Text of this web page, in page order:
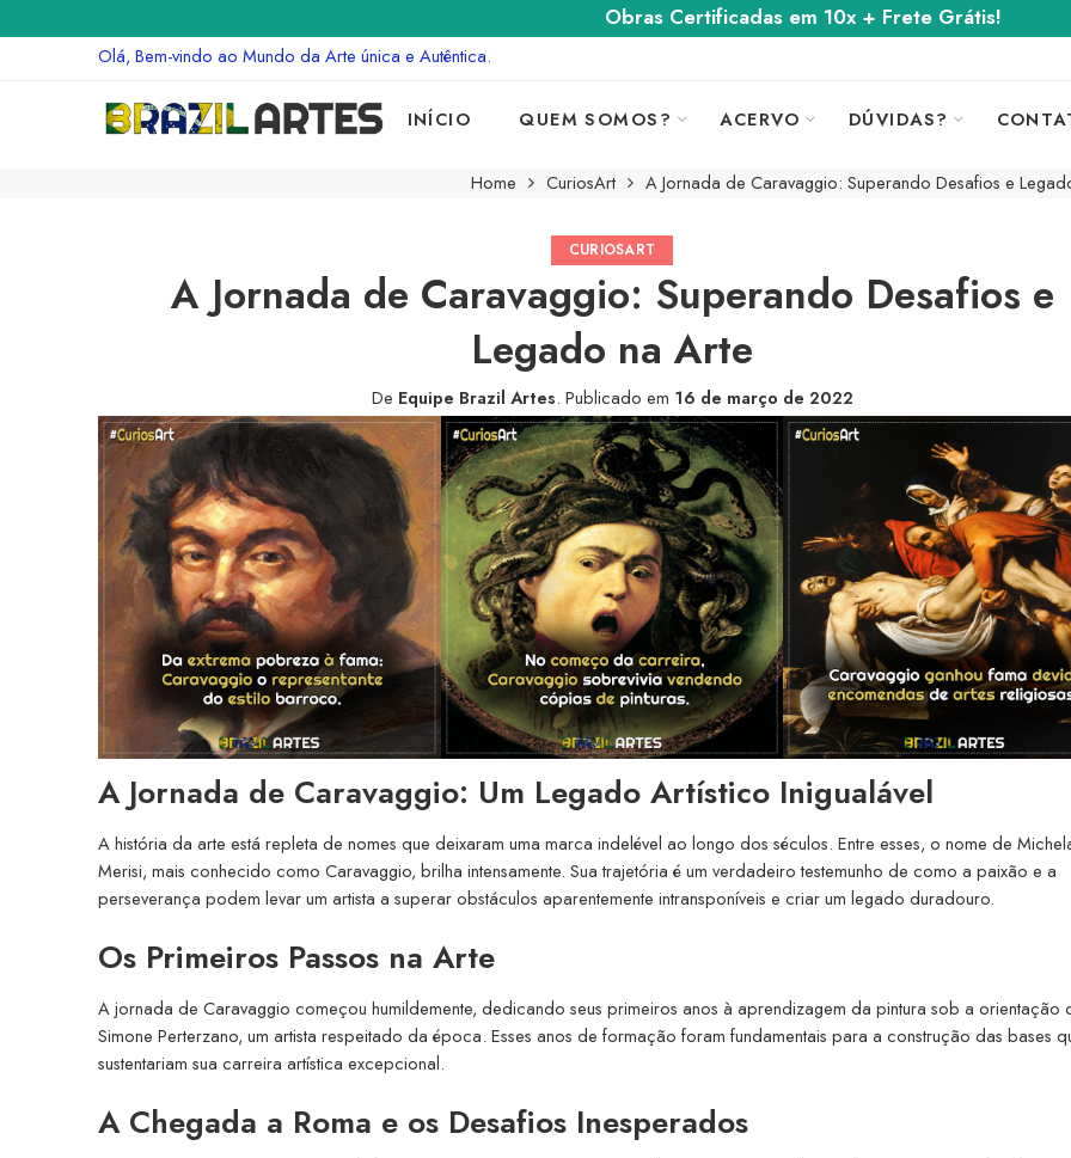
Obras Certificadas em 10x + Frete Grátis!
Olá, Bem-vindo ao Mundo da Arte única e Autêntica.
INÍCIO QUEM SOMOS? ACERVO DÚVIDAS?
Home CuriosArt A Jornada de Caravaggio: Superando Desafios e
CURIOSART
A Jornada de Caravaggio: Superando Desafios e
Legado na Arte
De Equipe Brazil Artes. Publicado em 16 de março de 2022
A Jornada de Caravaggio: Um Legado Artístico Inigualável
A história da arte está repleta de nomes que deixaram uma marca indelével ao longo dos séculos. Entre esses, o nome de
Merisi, mais conhecido como Caravaggio, brilha intensamente. Sua trajetória é um verdadeiro testemunho de como a paixão e a
perseverança podem levar um artista a superar obstáculos aparentemente intransponíveis e criar um legado duradouro.
Os Primeiros Passos na Arte
A jornada de Caravaggio começou humildemente, dedicando seus primeiros anos à aprendizagem da pintura sob a orientação
Simone Perterzano, um artista respeitado da época. Esses anos de formação foram fundamentais para a construção das bases
sustentariam sua carreira artística excepcional.
A Chegada a Roma e os Desafios Inesperados